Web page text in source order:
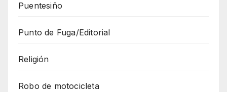
Puentesiño
Punto de Fuga/Editorial
Religión
Robo de motocicleta